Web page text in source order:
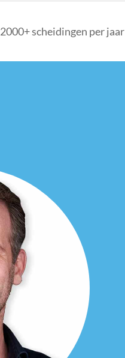
2000+ scheidingen per jaar